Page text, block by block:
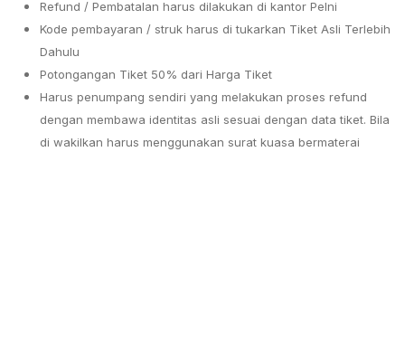
Refund / Pembatalan harus dilakukan di kantor Pelni
Kode pembayaran / struk harus di tukarkan Tiket Asli Terlebih
Dahulu
Potongangan Tiket 50% dari Harga Tiket
Harus penumpang sendiri yang melakukan proses refund
dengan membawa identitas asli sesuai dengan data tiket. Bila
di wakilkan harus menggunakan surat kuasa bermaterai